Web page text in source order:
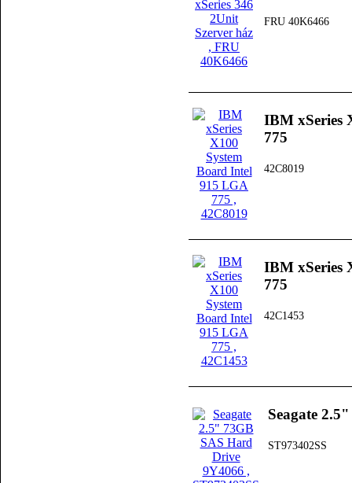
FRU 40K6466
IBM xSeries
775
42C8019
IBM xSeries
775
42C1453
Seagate
ST973402SS